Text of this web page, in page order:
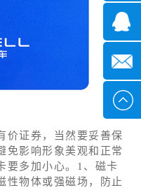
价证券，当然要妥善保
免影响形象美观和正常
要多加小心。1、磁卡
物体或强磁场，防止
7*24小
时